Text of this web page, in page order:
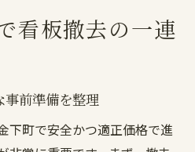
るポイントとは
な内訳と相場の考え方
板の撤去時費用ポイント
用との違いと見分け方
看板撤去の一連
前準備を整理
下町で安全かつ適正価格で進